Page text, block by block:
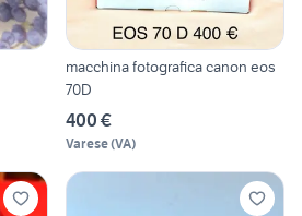
macchina fotografica canon eos
70D
400 €
Varese(VA)